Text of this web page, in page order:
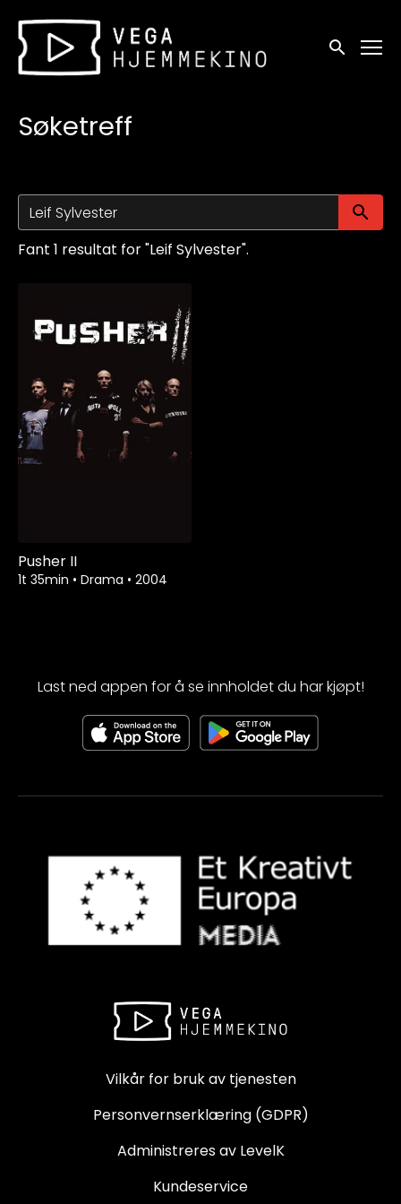
Tilgjengelighetslenker
Søk
Søketreff
Fant 1 resultat for "Leif Sylvester".
Pusher II
1t 35min • Drama • 2004
Last ned appen for å se innholdet du har kjøpt!
Vilkår for bruk av tjenesten
Personvernserklæring (GDPR)
Administreres av LevelK
Kundeservice